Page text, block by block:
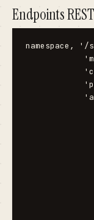
Endpoints
namespace,